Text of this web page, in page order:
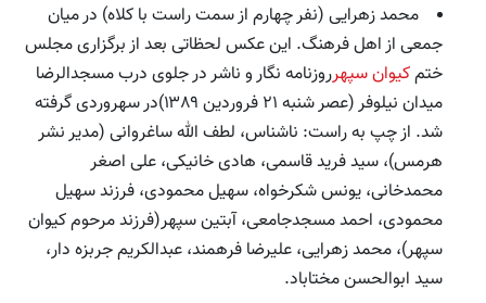
محمد زهرایی (نفر چهارم از سمت راست با کلاه) در میان
جمعی از اهل فرهنگ. این عکس لحظاتی بعد از برگزاری مجلس
ختمکیوان سپهرروزنامه نگار و ناشر در جلوی درب مسجدالرضا
میدان نیلوفر (عصر شنبه ۲۱ فروردین ۱۳۸۹)در سهروردی گرفته
شد. از چپ به راست: ناشناس، لطف الله ساغروانی (مدیر نشر
هرمس)، سید فرید قاسمی، هادی خانیکی، علی اصغر
محمدخانی، یونس شکرخواه، سهیل محمودی، فرزند سهیل
محمودی، احمد مسجدجامعی، آبتین سپهر(فرزند مرحوم کیوان
سپهر)، محمد زهرایی، علیرضا فرهمند، عبدالکریم جربزه دار،
سید ابوالحسن مختاباد.